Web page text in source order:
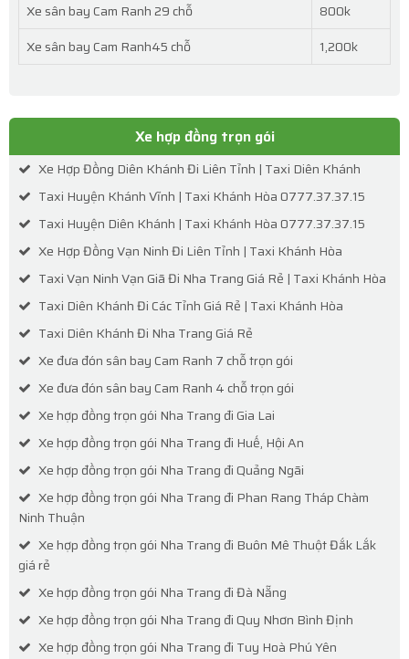
Xe sân bay Cam Ranh 29 chỗ
800k
Xe sân bay Cam Ranh45 chỗ
1,200k
Xe hợp đồng trọn gói
Xe Hợp Đồng Diên Khánh Đi Liên Tỉnh | Taxi Diên Khánh
Taxi Huyện Khánh Vĩnh | Taxi Khánh Hòa 0777.37.37.15
Taxi Huyện Diên Khánh | Taxi Khánh Hòa 0777.37.37.15
Xe Hợp Đồng Vạn Ninh Đi Liên Tỉnh | Taxi Khánh Hòa
Taxi Vạn Ninh Vạn Giã Đi Nha Trang Giá Rẻ | Taxi Khánh Hòa
Taxi Diên Khánh Đi Các Tỉnh Giá Rẻ | Taxi Khánh Hòa
Taxi Diên Khánh Đi Nha Trang Giá Rẻ
Xe đưa đón sân bay Cam Ranh 7 chỗ trọn gói
Xe đưa đón sân bay Cam Ranh 4 chỗ trọn gói
Xe hợp đồng trọn gói Nha Trang đi Gia Lai
Xe hợp đồng trọn gói Nha Trang đi Huế, Hội An
Xe hợp đồng trọn gói Nha Trang đi Quảng Ngãi
Xe hợp đồng trọn gói Nha Trang đi Phan Rang Tháp Chàm
Ninh Thuận
Xe hợp đồng trọn gói Nha Trang đi Buôn Mê Thuột Đắk Lắk
giá rẻ
Xe hợp đồng trọn gói Nha Trang đi Đà Nẵng
Xe hợp đồng trọn gói Nha Trang đi Quy Nhơn Bình Định
Xe hợp đồng trọn gói Nha Trang đi Tuy Hoà Phú Yên